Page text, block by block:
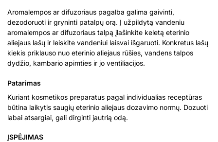
Aromalempos ar difuzoriaus pagalba galima gaivinti,
dezodoruoti ir gryninti patalpų orą. Į užpildytą vandeniu
aromalempos ar difuzoriaus talpą įlašinkite keletą eterinio
aliejaus lašų ir leiskite vandeniui laisvai išgaruoti. Konkretus lašų
kiekis priklauso nuo eterinio aliejaus rūšies, vandens talpos
dydžio, kambario apimties ir jo ventiliacijos.
Patarimas
Kuriant kosmetikos preparatus pagal individualias receptūras
būtina laikytis saugių eterinio aliejaus dozavimo normų. Dozuoti
labai atsargiai, gali dirginti jautrią odą.
ĮSPĖJIMAS